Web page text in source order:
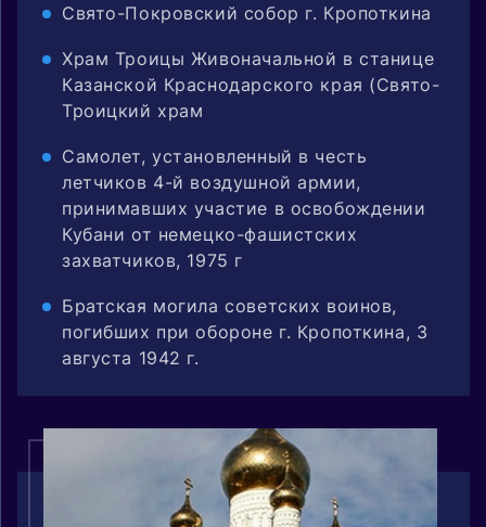
Свято-Покровский собор г. Кропоткина
Храм Троицы Живоначальной в станице
Казанской Краснодарского края (Свято-
Троицкий храм
Самолет, установленный в честь
летчиков 4-й воздушной армии,
принимавших участие в освобождении
Кубани от немецко-фашистских
захватчиков, 1975 г
Братская могила советских воинов,
погибших при обороне г. Кропоткина, 3
августа 1942 г.